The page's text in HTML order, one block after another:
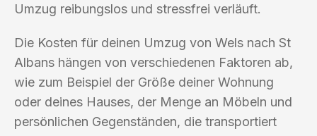
Umzug reibungslos und stressfrei verläuft.
Die Kosten für deinen Umzug von Wels nach St
Albans hängen von verschiedenen Faktoren ab,
wie zum Beispiel der Größe deiner Wohnung
oder deines Hauses, der Menge an Möbeln und
persönlichen Gegenständen, die transportiert